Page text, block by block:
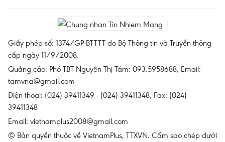
Giấy phép số: 1374/GP-BTTTT do Bộ Thông tin và Truyền thông
cấp ngày 11/9/2008.
Quảng cáo: Phó TBT Nguyễn Thị Tám: 093.5958688, Email:
tamvna@gmail.com
Điện thoại: (024) 39411349 - (024) 39411348, Fax: (024)
39411348
Email: vietnamplus2008@gmail.com
© Bản quyền thuộc về VietnamPlus, TTXVN. Cấm sao chép dưới